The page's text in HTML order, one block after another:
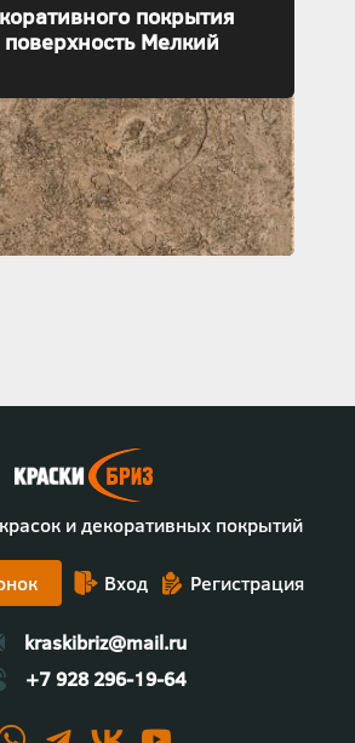
покрытия
Мелкий
и декоративных покрытий
Вход Регистрация
kraskibriz@mail.ru
+7 928 296-19-64